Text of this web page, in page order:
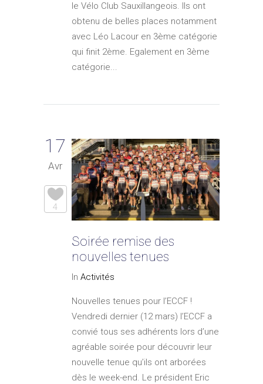
le Vélo Club Sauxillangeois. Ils ont
obtenu de belles places notamment
avec Léo Lacour en 3ème catégorie
qui finit 2ème. Egalement en 3ème
catégorie...
17
Avr
4
Soirée remise des
nouvelles tenues
In Activités
Nouvelles tenues pour l’ECCF !
Vendredi dernier (12 mars) l’ECCF a
convié tous ses adhérents lors d’une
agréable soirée pour découvrir leur
nouvelle tenue qu’ils ont arborées
dès le week-end. Le président Eric